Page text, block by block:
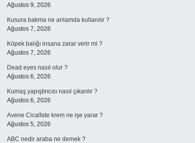
Ağustos 9, 2026
Kusura bakma ne anlamda kullanılır ?
Ağustos 7, 2026
Köpek balığı insana zarar verir mi ?
Ağustos 7, 2026
Dead eyes nasıl olur ?
Ağustos 6, 2026
Kumaş yapıştırıcısı nasıl çıkarılır ?
Ağustos 6, 2026
Avene Cicalfate krem ne işe yarar ?
Ağustos 5, 2026
ABC nedir araba ne demek ?